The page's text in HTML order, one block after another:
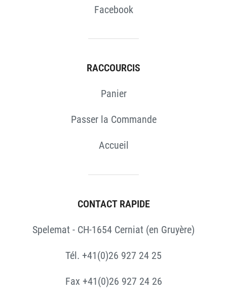
Facebook
RACCOURCIS
Panier
Passer la Commande
Accueil
CONTACT RAPIDE
Spelemat - CH-1654 Cerniat (en Gruyère)
Tél. +41(0)26 927 24 25
Fax +41(0)26 927 24 26